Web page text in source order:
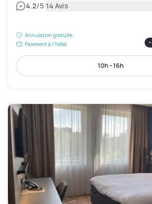
4.2/5|14 Avis
Annulation gratuite
Paiement à l'hôtel
-
10h - 16h